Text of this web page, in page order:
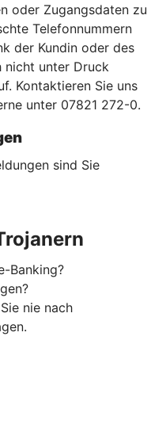
oder Zugangsdaten zu
Telefonnummern
der Kundin oder des
nicht unter Druck
Kontaktieren Sie uns
unter 07821 272-0.
sind Sie
Banking?
nie nach